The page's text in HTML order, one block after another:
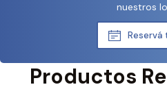
nuestros
Reservá
Productos